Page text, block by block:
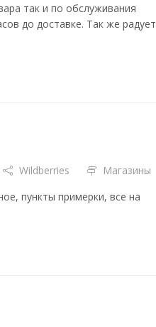
так и по обслуживания
до доставке. Так же радует
Wildberries
Магазины
пункты примерки, все на